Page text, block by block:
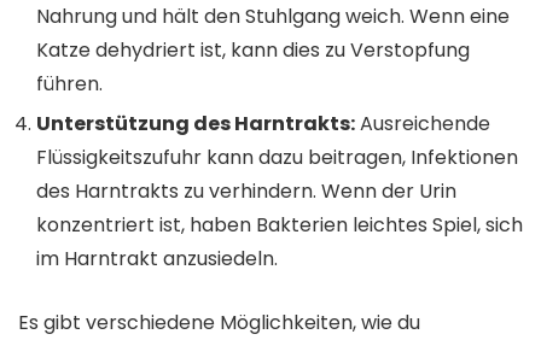
Nahrung und hält den Stuhlgang weich. Wenn eine
Katze dehydriert ist, kann dies zu Verstopfung
führen.
Unterstützung des Harntrakts:Ausreichende
Flüssigkeitszufuhr kann dazu beitragen, Infektionen
des Harntrakts zu verhindern. Wenn der Urin
konzentriert ist, haben Bakterien leichtes Spiel, sich
im Harntrakt anzusiedeln.
Es gibt verschiedene Möglichkeiten, wie du